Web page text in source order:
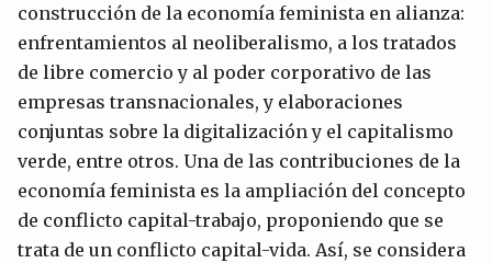
construcción de la economía feminista en alianza:
enfrentamientos al neoliberalismo, a los tratados
de libre comercio y al poder corporativo de las
empresas transnacionales, y elaboraciones
conjuntas sobre la digitalización y el capitalismo
verde, entre otros. Una de las contribuciones de la
economía feminista es la ampliación del concepto
de conflicto capital-trabajo, proponiendo que se
trata de un conflicto capital-vida. Así, se considera